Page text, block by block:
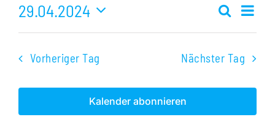
April
und
Suche
Tag
29.04.2024
Datum
Vorheriger Tag Nächster Tag
Kalender abonnieren